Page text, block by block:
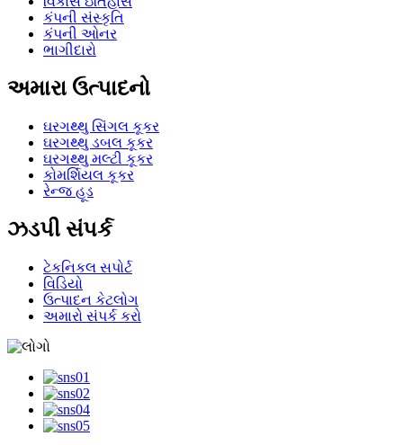
કંપની સંસ્કૃતિ
કંપની ઓનર
ભાગીદારો
અમારા ઉત્પાદનો
ઘરગથ્થુ સિંગલ કૂકર
ઘરગથ્થુ ડબલ કૂકર
ઘરગથ્થુ મલ્ટી કૂકર
કોમર્શિયલ કૂકર
રેન્જ હૂડ
ઝડપી સંપર્ક
ટેકનિકલ સપોર્ટ
વિડિયો
ઉત્પાદન કેટલોગ
અમારો સંપર્ક કરો